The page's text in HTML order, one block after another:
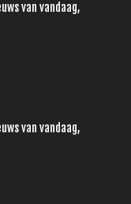
van vandaag,
van vandaag,